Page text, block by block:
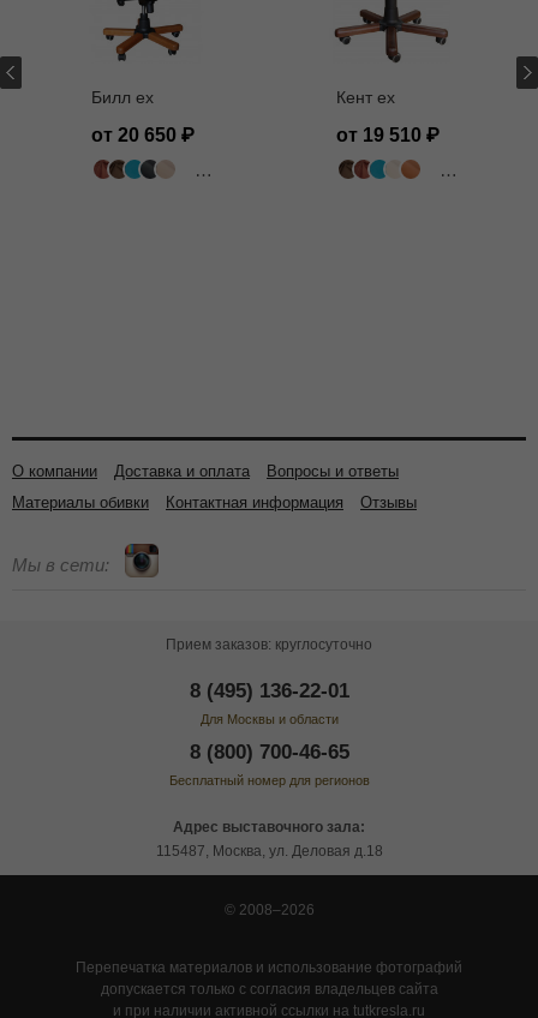
Билл ех
от 20 650
502 цвета
Кент ех
от 19 510
502 цвета
О компании Доставка и оплата
Вопросы и ответы
Материалы обивки
Контактная информация Отзывы
Мы в сети:
Прием заказов: круглосуточно
8 (495) 136-22-01
Для Москвы и области
8 (800) 700-46-65
Бесплатный номер для регионов
Адрес выставочного зала:
115487, Москва, ул. Деловая д.18
© 2008–2026
Перепечатка материалов и использование фотографий
допускается только с согласия владельцев сайта
и при наличии активной ссылки на tutkresla.ru